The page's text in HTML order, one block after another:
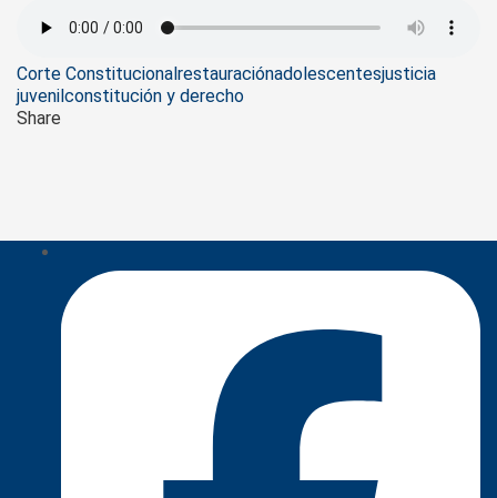
Tags
Corte Constitucionalrestauraciónadolescentesjusticia
juvenilconstitución y derecho
Share